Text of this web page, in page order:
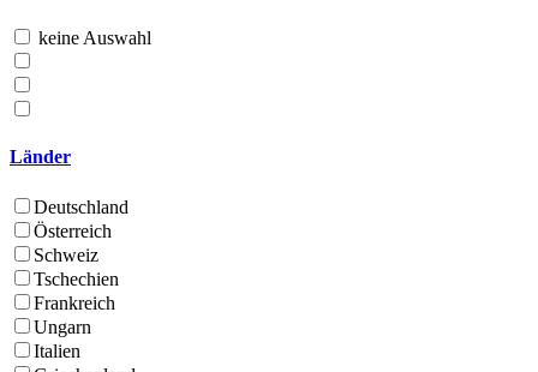
keine Auswahl
Länder
Deutschland
Österreich
Schweiz
Tschechien
Frankreich
Ungarn
Italien